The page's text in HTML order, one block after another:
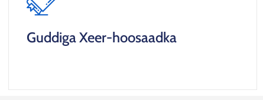
Guddiga Xeer-hoosaadka